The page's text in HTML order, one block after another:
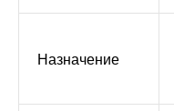
Назначение